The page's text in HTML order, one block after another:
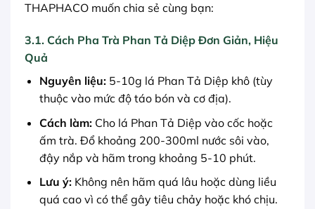
THAPHACO muốn chia sẻ cùng bạn:
3.1. Cách Pha Trà Phan Tả Diệp Đơn Giản, Hiệu
Quả
Nguyên liệu:5-10g lá Phan Tả Diệp khô (tùy
thuộc vào mức độ táo bón và cơ địa).
Cách làm:Cho lá Phan Tả Diệp vào cốc hoặc
ấm trà. Đổ khoảng 200-300ml nước sôi vào,
đậy nắp và hãm trong khoảng 5-10 phút.
Lưu ý:Không nên hãm quá lâu hoặc dùng liều
quá cao vì có thể gây tiêu chảy hoặc khó chịu.